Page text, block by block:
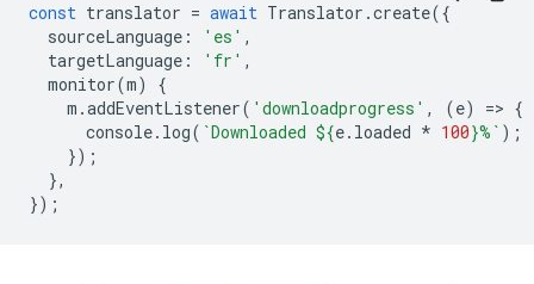
const translator = await Translator .create({
sourceLanguage : 'es' ,
targetLanguage : 'fr' ,
monitor(m)
{
m .addEventListener( 'downloadprogress' , (e) => {
console. log( `Downloaded ${e. loaded * 100}%` );
});
},
});